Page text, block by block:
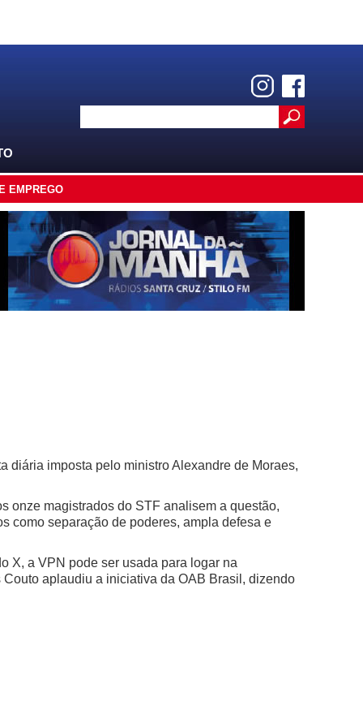
EMPREGO
diária imposta pelo ministro Alexandre de Moraes,
onze magistrados do STF analisem a questão,
como separação de poderes, ampla defesa e
X, a VPN pode ser usada para logar na
aplaudiu a iniciativa da OAB Brasil, dizendo